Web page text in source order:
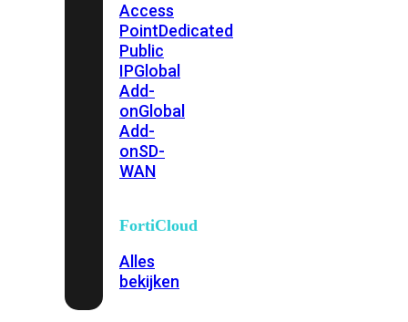
Access
PointDedicated
Public
IPGlobal
Add-
onGlobal
Add-
onSD-
WAN
FortiCloud
Alles
bekijken